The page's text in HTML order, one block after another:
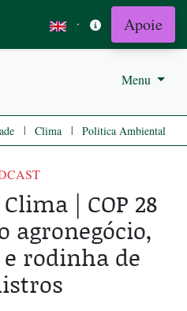
· Apoie
Menu
| Clima | Politica Ambiental
| COP 28
agronegócio,
rodinha de